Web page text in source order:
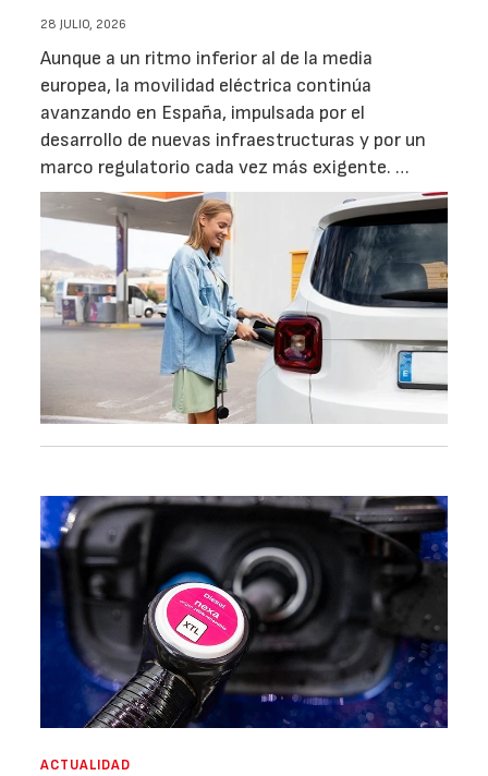
28 JULIO, 2026
Aunque a un ritmo inferior al de la media
europea, la movilidad eléctrica continúa
avanzando en España, impulsada por el
desarrollo de nuevas infraestructuras y por un
marco regulatorio cada vez más exigente. …
ACTUALIDAD